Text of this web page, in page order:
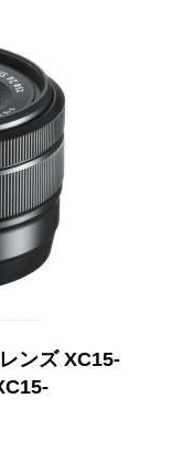
ンズ XC15-